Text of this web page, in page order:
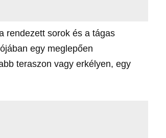
rendezett sorok és a tágas
egy meglepően
teraszon vagy erkélyen, egy